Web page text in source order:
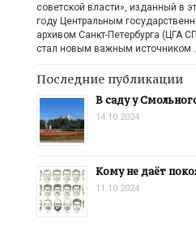
советской власти», изданный в
году Центральным
архивом Санкт-Петербурга (ЦГА
стал новым важным источником …
Последние публикации
В саду у
14.10.2024
Кому не даёт
11.10.2024